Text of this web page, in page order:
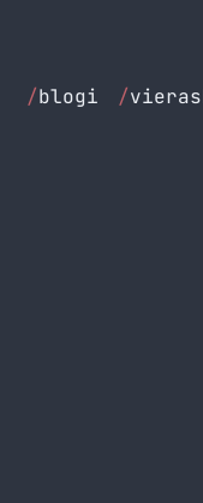
/blogi /